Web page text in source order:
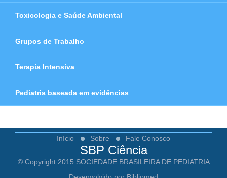
Toxicologia e Saúde Ambiental
Grupos de Trabalho
Terapia Intensiva
Pediatria baseada em evidências
Início Sobre Fale Conosco
SBP Ciência
© Copyright 2015 SOCIEDADE BRASILEIRA DE PEDIATRIA